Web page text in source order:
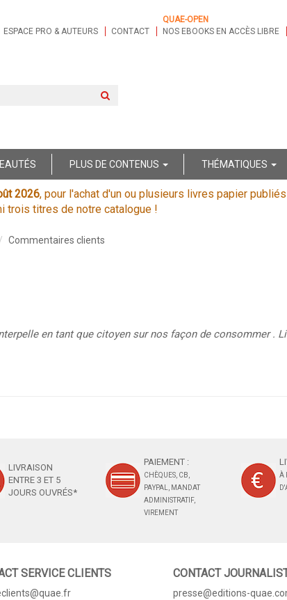
ESPACE PRO & AUTEURS CONTACT
QUAE-OPEN
NOS EBOOKS EN ACCÈS LIBRE
PLUS DE CONTENUS THÉMATIQUES
2026, pour l'achat d'un ou plusieurs livres papier
trois titres de notre catalogue !
Commentaires clients
en tant que citoyen sur nos façon de consommer .
LIVRAISON
ENTRE 3 ET 5
JOURS OUVRÉS*
PAIEMENT :
CHÈQUES, CB,
PAYPAL, MANDAT
ADMINISTRATIF,
VIREMENT
À
SERVICE CLIENTS CONTACT
presse@editions-